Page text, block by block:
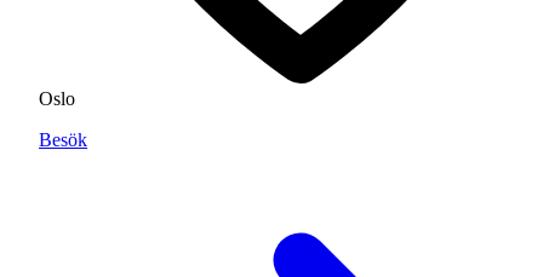
Oslo
Besök